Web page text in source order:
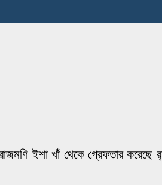
ইশা খাঁ থেকে গ্রেফতার করেছে